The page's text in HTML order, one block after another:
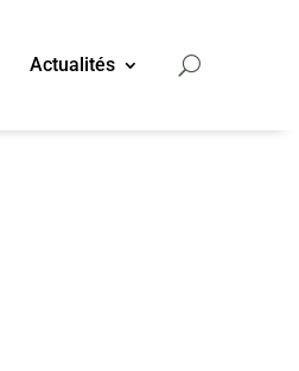
Actualités